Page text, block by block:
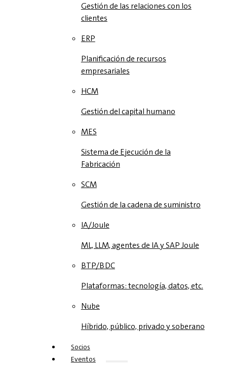
Gestión de las relaciones con los
clientes
ERP
Planificación de recursos
empresariales
HCM
Gestión del capital humano
MES
Sistema de Ejecución de la
Fabricación
SCM
Gestión de la cadena de suministro
IA/Joule
ML, LLM, agentes de IA y SAP Joule
BTP/BDC
Plataformas: tecnología, datos, etc.
Nube
Híbrido, público, privado y soberano
Socios
Eventos